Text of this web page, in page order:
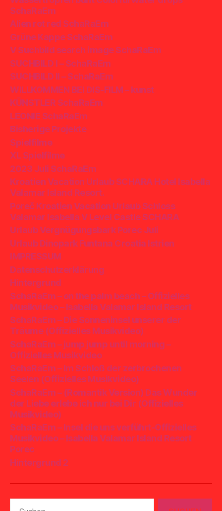
SchaRaEm
Alien rot red SchaRaEm
Grüne Kappe SchaRaEm
V Suchbild search image SchaRaEm
SUCHBILD I – SchaRaEm
SUCHBILD II – SchaRaEm
WILLKOMMEN BEI DIS-FILM – kunst
KÜNSTLER SchaRaEm
LEONIE SchaRaEm
Bisherige Projekte
Spielfilme
XL Spielfilme
2023 Juli SchaRaEm
Kroatien Vacation Urlaub SCHARA Hotel Isabella
Valamar Island Resort.
Poreč Kroatien Vacation Urlaub Schloss
Valamar Isabella V Level Castle SCHARA
Urlaub Vergnügungsbark Porec Juli
Urlaub Dinopark Funtana Croatia Istrien
IMPRESSUM
Datenschutzerklärung
Hintergrund
SchaRaEm – on the palm beach – Offizielles
Musikvideo – Isabella Valamar Island Resort
SchaRaEm – Die Sonneninsel unserer der
Träume (Offizielles Musikvideo)
SchaRaEm – jump jump until morning –
Offizielles Musikvideo
SchaRaEm – Im Schloß der zerbrochenen
Seelen (Offizielles Musikvideo)
SchaRaEm – (Romantik Version) Das Wunder
der Liebe erlebe ich nur bei Dir (Offizielles
Musikvideo)
SchaRaEm – Insel die uns verführt-Offizielles
Musikvideo – Isabella Valamar Island Resort
Porec
Hintergrund 2